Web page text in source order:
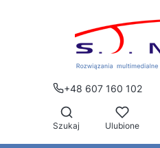
+48 607 160 102
Otwórz wyszukiwarkę
Szukaj Ulubione